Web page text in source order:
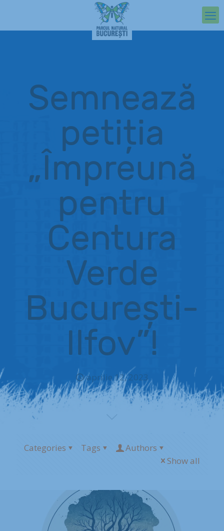
Semnează
petiția
„Împreună
pentru
Centura
Verde
București-
Ilfov”!
aprilie 12, 2023
Categories Tags
Authors
Show all